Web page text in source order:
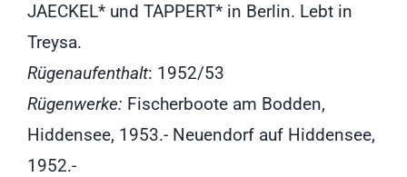
RUGIA Shop
JAECKEL* und TAPPERT* in Berlin. Lebt in
Treysa.
Rügenaufenthalt: 1952/53
Rügenwerke: Fischerboote am Bodden,
Hiddensee, 1953.- Neuendorf auf Hiddensee,
1952.-